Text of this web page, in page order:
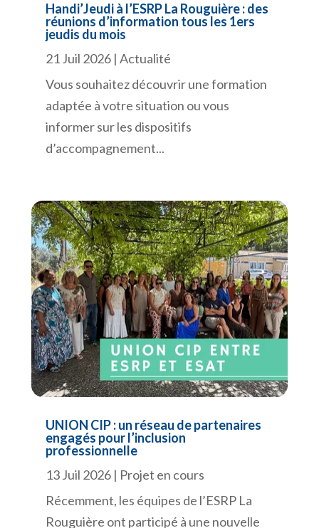
Handi’Jeudi à l’ESRP La Rouguière : des
réunions d’information tous les 1ers
jeudis du mois
21 Juil 2026| Actualité
Vous souhaitez découvrir une formation
adaptée à votre situation ou vous
informer sur les dispositifs
d’accompagnement...
UNION CIP : un réseau de partenaires
engagés pour l’inclusion
professionnelle
13 Juil 2026| Projet en cours
Récemment, les équipes de l’ESRP La
Rouguière ont participé à une nouvelle